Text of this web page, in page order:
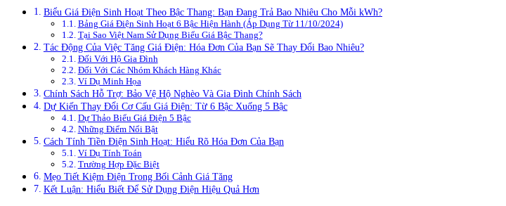
Biểu Giá Điện Sinh Hoạt Theo Bậc Thang: Bạn Đang Trả Bao Nhiêu Cho Mỗi kWh?
Bảng Giá Điện Sinh Hoạt 6 Bậc Hiện Hành (Áp Dụng Từ 11/10/2024)
Tại Sao Việt Nam Sử Dụng Biểu Giá Bậc Thang?
Tác Động Của Việc Tăng Giá Điện: Hóa Đơn Của Bạn Sẽ Thay Đổi Bao Nhiêu?
Đối Với Hộ Gia Đình
Đối Với Các Nhóm Khách Hàng Khác
Ví Dụ Minh Họa
Chính Sách Hỗ Trợ: Bảo Vệ Hộ Nghèo Và Gia Đình Chính Sách
Dự Kiến Thay Đổi Cơ Cấu Giá Điện: Từ 6 Bậc Xuống 5 Bậc
Dự Thảo Biểu Giá Điện 5 Bậc
Những Điểm Nổi Bật
Cách Tính Tiền Điện Sinh Hoạt: Hiểu Rõ Hóa Đơn Của Bạn
Ví Dụ Tính Toán
Trường Hợp Đặc Biệt
Mẹo Tiết Kiệm Điện Trong Bối Cảnh Giá Tăng
Kết Luận: Hiểu Biết Để Sử Dụng Điện Hiệu Quả Hơn